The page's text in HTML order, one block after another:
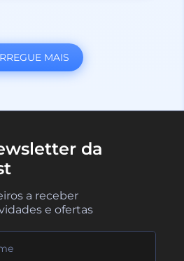
MAIS
da
a receber
e ofertas